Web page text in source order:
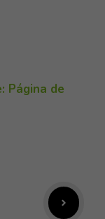
Página de